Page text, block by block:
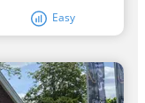
Easy